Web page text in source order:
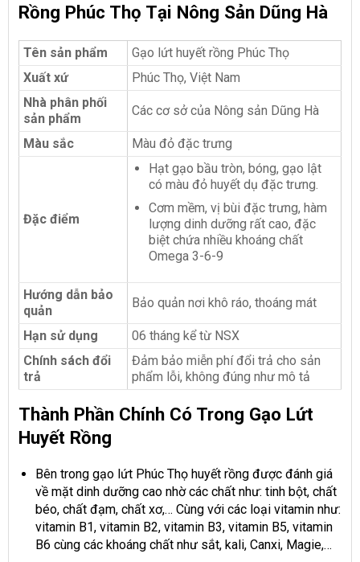
Rồng Phúc Thọ Tại Nông Sản Dũng Hà
Tên sản phẩm
Gạo lứt huyết rồng Phúc Thọ
Xuất xứ
Phúc Thọ, Việt Nam
Nhà phân phối
sản phẩm
Các cơ sở của Nông sản Dũng Hà
Màu sắc Màu đỏ đặc trưng
Đặc điểm
Hạt gạo bầu tròn, bóng, gạo lật
có màu đỏ huyết dụ đặc trưng.
Cơm mềm, vị bùi đặc trưng, hàm
lượng dinh dưỡng rất cao, đặc
biệt chứa nhiều khoáng chất
Omega 3-6-9
Hướng dẫn bảo
quản
Bảo quản nơi khô ráo, thoáng mát
Hạn sử dụng
06 tháng kể từ NSX
Chính sách đổi
trả
Đảm bảo miễn phí đổi trả cho sản
phẩm lỗi, không đúng như mô tả
Thành Phần Chính Có Trong Gạo Lứt
Huyết Rồng
Bên trong gạo lứt Phúc Thọ huyết rồng được đánh giá
về mặt dinh dưỡng cao nhờ các chất như: tinh bột, chất
béo, chất đạm, chất xơ,… Cùng với các loại vitamin như:
vitamin B1, vitamin B2, vitamin B3, vitamin B5, vitamin
B6 cùng các khoáng chất như sắt, kali, Canxi, Magie,…